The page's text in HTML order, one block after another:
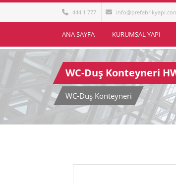
444 1 777
ANA SAYFA KURUMSAL YAPI
WC-Duş Konteyneri
WC-Duş Konteyneri